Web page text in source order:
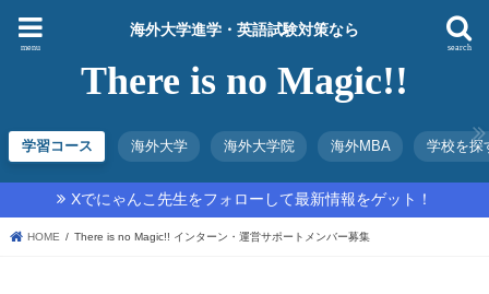
海外大学進学・英語試験対策なら
There is no Magic!!
search
menu
学習コース 海外大学 海外大学院 海外MBA 学校を探
Xでにゃんこ先生をフォローして最新情報をゲット！
HOME There is no Magic!! インターン・運営サポートメンバー募集